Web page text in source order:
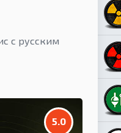
с русским
5.0